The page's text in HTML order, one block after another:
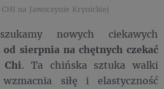
CHI na Jaworzynie Krynickiej
nowych ciekawych
od sierpnia na chętnych czekać
Chi. Ta chińska sztuka walki
siłę i elastyczność